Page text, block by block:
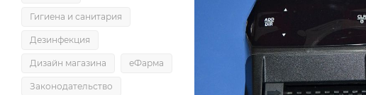
Гигиена и санитария
Дезинфекция
Дизайн магазина еФарма
Законодательство